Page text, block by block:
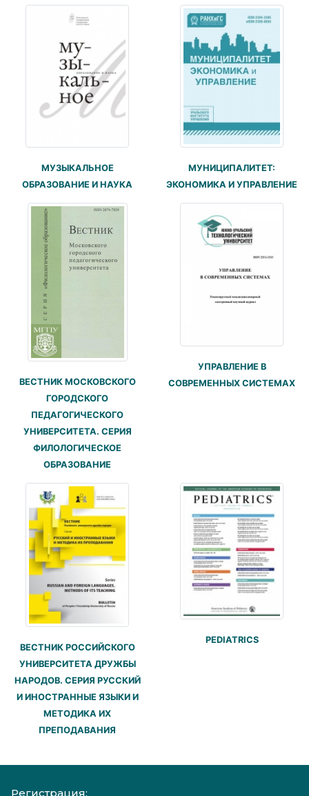
МУЗЫКАЛЬНОЕ
ОБРАЗОВАНИЕ И НАУКА
МУНИЦИПАЛИТЕТ:
ЭКОНОМИКА И УПРАВЛЕНИЕ
ВЕСТНИК МОСКОВСКОГО
ГОРОДСКОГО
ПЕДАГОГИЧЕСКОГО
УНИВЕРСИТЕТА. СЕРИЯ
ФИЛОЛОГИЧЕСКОЕ
ОБРАЗОВАНИЕ
УПРАВЛЕНИЕ В
СОВРЕМЕННЫХ СИСТЕМАХ
ВЕСТНИК РОССИЙСКОГО
УНИВЕРСИТЕТА ДРУЖБЫ
НАРОДОВ. СЕРИЯ РУССКИЙ
И ИНОСТРАННЫЕ ЯЗЫКИ И
МЕТОДИКА ИХ
ПРЕПОДАВАНИЯ
PEDIATRICS
Регистрация: